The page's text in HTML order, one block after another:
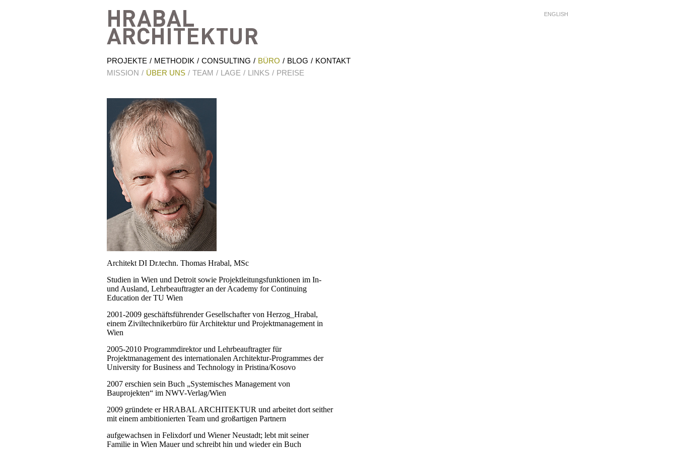
PROJEKTE METHODIK CONSULTING BÜRO BLOG KONTAKT
ENGLISH
MISSION ÜBER UNS TEAM LAGE LINKS PREISE
Architekt DI Dr.techn. Thomas Hrabal, MSc
Studien in Wien und Detroit sowie Projektleitungsfunktionen im In-
und Ausland, Lehrbeauftragter an der Academy for Continuing
Education der TU Wien
2001-2009 geschäftsführender Gesellschafter von Herzog_Hrabal,
einem Ziviltechnikerbüro für Architektur und Projektmanagement in
Wien
2005-2010 Programmdirektor und Lehrbeauftragter für
Projektmanagement des internationalen Architektur-Programmes der
University for Business and Technology in Pristina/Kosovo
2007 erschien sein Buch „Systemisches Management von
Bauprojekten“ im NWV-Verlag/Wien
2009 gründete erHRABAL ARCHITEKTUR und arbeitet dort seither
mit einem ambitionierten Team und großartigen Partnern
aufgewachsen in Felixdorf und Wiener Neustadt; lebt mit seiner
Familie in Wien Mauer und schreibt hin und wieder ein Buch